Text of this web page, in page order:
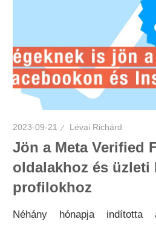
2023-09-21 Lévai Richárd
Jön a Meta Verified
oldalakhoz és üzleti
profilokhoz
Néhány hónapja